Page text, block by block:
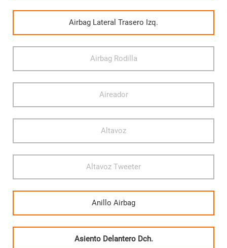
Airbag Lateral Trasero Izq.
Airbag Rodilla
Aireador
Altavoz
Altavoz Tweeter
Anillo Airbag
Asiento Delantero Dch.